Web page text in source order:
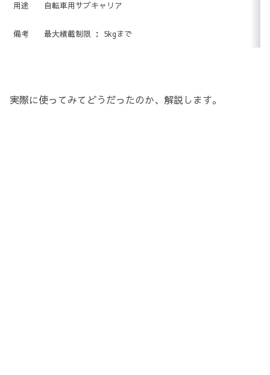
用途 自転車用サブキャリア
備考 最大積載制限 ： 5kgまで
実際に使ってみてどうだったのか、解説します。